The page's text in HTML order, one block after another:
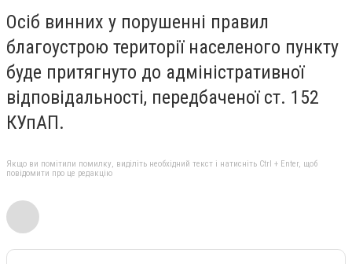
Осіб винних у порушенні правил
благоустрою території населеного пункту
буде притягнуто до адміністративної
відповідальності, передбаченої ст. 152
КУпАП.
Якщо ви помітили помилку, виділіть необхідний текст і натисніть Ctrl + Enter, щоб
повідомити про це редакцію